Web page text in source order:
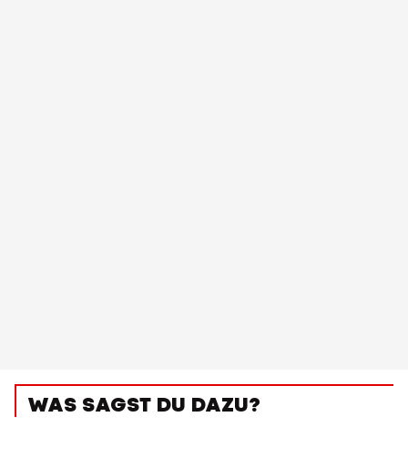
WAS SAGST DU DAZU?